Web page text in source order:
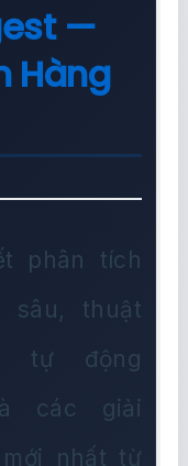
—
Hàng
phân tích
sâu, thuật
tự động
các giải
nhất từ